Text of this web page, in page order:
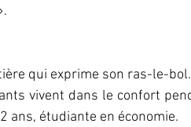
qui exprime son ras-le-bol.
ans, étudiante en économie.